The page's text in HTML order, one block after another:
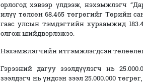
орлогод хэвээр үлдээж, нэхэмжлэгч
илүү төлсөн 68.465 төгрөгийг Төрийн
гаас улсын тэмдэгтийн хураамжид
олгож шийдвэрлэжээ.
Нэхэмжлэгчийн итгэмжлэгдсэн
Гэрээний дагуу зээлдүүлэгч нь
зээлдэгч нь үндсэн зээл 25.000.000